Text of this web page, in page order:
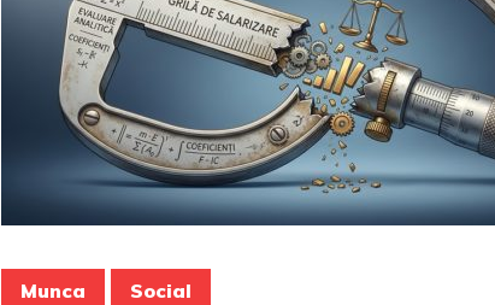
Munca Social